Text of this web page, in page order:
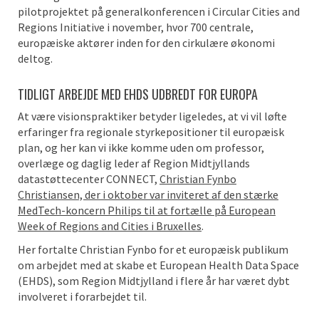
pilotprojektet på generalkonferencen i Circular Cities and
Regions Initiative i november, hvor 700 centrale,
europæiske aktører inden for den cirkulære økonomi
deltog.
TIDLIGT ARBEJDE MED EHDS UDBREDT FOR EUROPA
At være visionspraktiker betyder ligeledes, at vi vil løfte
erfaringer fra regionale styrkepositioner til europæisk
plan, og her kan vi ikke komme uden om professor,
overlæge og daglig leder af Region Midtjyllands
datastøttecenter CONNECT, Christian Fynbo
Christiansen, der i oktober var inviteret af den stærke
MedTech-koncern Philips til at fortælle på European
Week of Regions and Cities i Bruxelles.
Her fortalte Christian Fynbo for et europæisk publikum
om arbejdet med at skabe et European Health Data Space
(EHDS), som Region Midtjylland i flere år har været dybt
involveret i forarbejdet til.